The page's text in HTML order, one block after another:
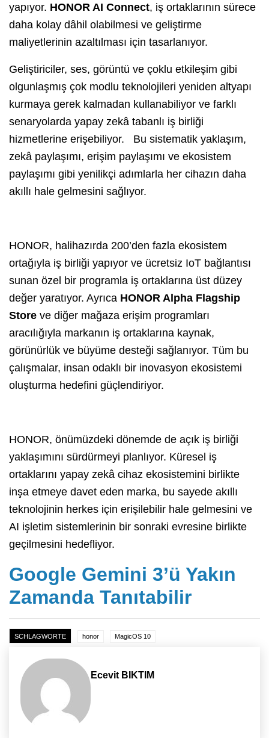
yapıyor. HONOR AI Connect, iş ortaklarının sürece
daha kolay dâhil olabilmesi ve geliştirme
maliyetlerinin azaltılması için tasarlanıyor.
Geliştiriciler, ses, görüntü ve çoklu etkileşim gibi
olgunlaşmış çok modlu teknolojileri yeniden altyapı
kurmaya gerek kalmadan kullanabiliyor ve farklı
senaryolarda yapay zekâ tabanlı iş birliği
hizmetlerine erişebiliyor. Bu sistematik yaklaşım,
zekâ paylaşımı, erişim paylaşımı ve ekosistem
paylaşımı gibi yenilikçi adımlarla her cihazın daha
akıllı hale gelmesini sağlıyor.
HONOR, halihazırda 200’den fazla ekosistem
ortağıyla iş birliği yapıyor ve ücretsiz IoT bağlantısı
sunan özel bir programla iş ortaklarına üst düzey
değer yaratıyor. Ayrıca HONOR Alpha Flagship
Store ve diğer mağaza erişim programları
aracılığıyla markanın iş ortaklarına kaynak,
görünürlük ve büyüme desteği sağlanıyor. Tüm bu
çalışmalar, insan odaklı bir inovasyon ekosistemi
oluşturma hedefini güçlendiriyor.
HONOR, önümüzdeki dönemde de açık iş birliği
yaklaşımını sürdürmeyi planlıyor. Küresel iş
ortaklarını yapay zekâ cihaz ekosistemini birlikte
inşa etmeye davet eden marka, bu sayede akıllı
teknolojinin herkes için erişilebilir hale gelmesini ve
AI işletim sistemlerinin bir sonraki evresine birlikte
geçilmesini hedefliyor.
Google Gemini 3’ü Yakın
Zamanda Tanıtabilir
SCHLAGWORTE honor MagicOS 10
Ecevit BIKTIM